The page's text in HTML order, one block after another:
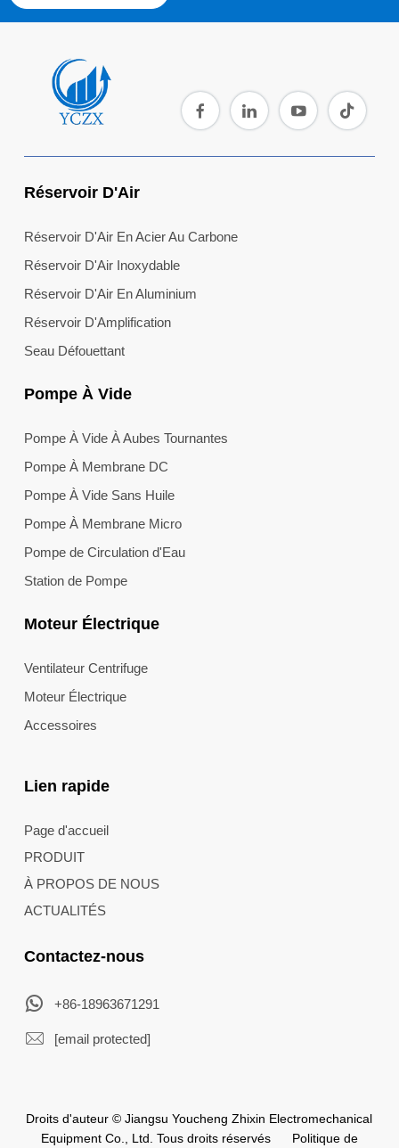
Réservoir D'Air
Réservoir D'Air En Acier Au Carbone
Réservoir D'Air Inoxydable
Réservoir D'Air En Aluminium
Réservoir D'Amplification
Seau Défouettant
Pompe À Vide
Pompe À Vide À Aubes Tournantes
Pompe À Membrane DC
Pompe À Vide Sans Huile
Pompe À Membrane Micro
Pompe de Circulation d'Eau
Station de Pompe
Moteur Électrique
Ventilateur Centrifuge
Moteur Électrique
Accessoires
Lien rapide
Page d'accueil
PRODUIT
À PROPOS DE NOUS
ACTUALITÉS
Contactez-nous
+86-18963671291
[email protected]
Droits d'auteur © Jiangsu Youcheng Zhixin Electromechanical
Equipment Co., Ltd. Tous droits réservés
Politique de